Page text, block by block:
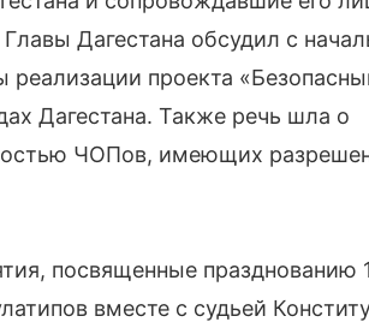
Дагестана обсудил с
проекта
Дагестана. Также речь шла о
ЧОПов, имеющих
посвященные празднованию
вместе с судьей